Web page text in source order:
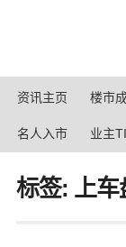
资讯主页 楼市
名人入市 业主
标签: 上车